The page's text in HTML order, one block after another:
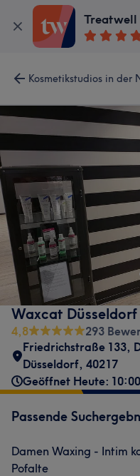
Treatwell
Kosmetikstudios in der
Waxcat Düsseldorf
4,8
293
Friedrichstraße 133,
Düsseldorf, 40217
Geöffnet Heute:
Passende
Damen Waxing - Intim
Pofalte